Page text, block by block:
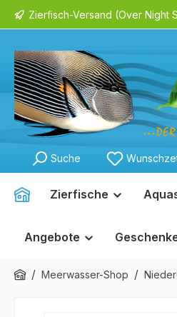
Zur Hauptnavigation
Zierfisch-Versand (Over Night
Suche
Zierfische
Angebote
/ Meerwasser-Shop /